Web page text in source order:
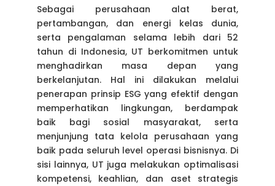
Sebagai perusahaan alat berat,
pertambangan, dan energi kelas dunia,
serta pengalaman selama lebih dari 52
tahun di Indonesia, UT berkomitmen untuk
menghadirkan masa depan yang
berkelanjutan. Hal ini dilakukan melalui
penerapan prinsip ESG yang efektif dengan
memperhatikan lingkungan, berdampak
baik bagi sosial masyarakat, serta
menjunjung tata kelola perusahaan yang
baik pada seluruh level operasi bisnisnya. Di
sisi lainnya, UT juga melakukan optimalisasi
kompetensi, keahlian, dan aset strategis